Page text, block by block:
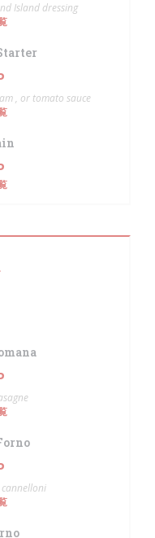
Island dressing
, or tomato sauce